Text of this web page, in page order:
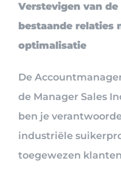
Verstevigen van
bestaande relaties
optimalisatie
De
de Manager Sales
ben je
industriële
toegewezen